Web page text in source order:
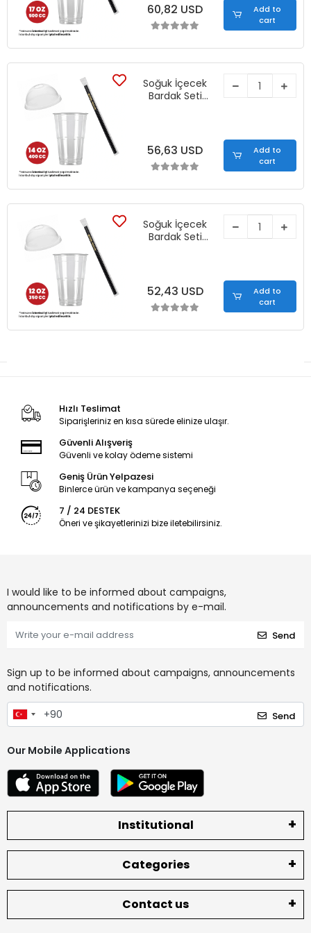
60,82 USD
Add to
cart
Soğuk İçecek
Bardak Seti
56,63 USD
Add to
cart
Soğuk İçecek
Bardak Seti
52,43 USD
Add to
cart
Hızlı Teslimat
Siparişleriniz en kısa sürede elinize ulaşır.
Güvenli Alışveriş
Güvenli ve kolay ödeme sistemi
Geniş Ürün Yelpazesi
Binlerce ürün ve kampanya seçeneği
7 / 24 DESTEK
Öneri ve şikayetlerinizi bize iletebilirsiniz.
I would like to be informed about campaigns,
announcements and notifications by e-mail.
Send
Sign up to be informed about campaigns, announcements
and notifications.
Send
Our Mobile Applications
Institutional
Categories
Contact us